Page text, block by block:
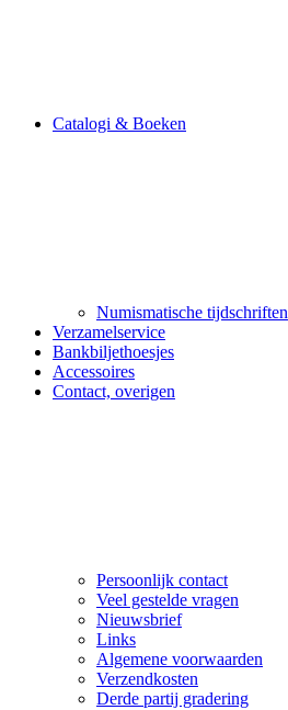
Catalogi & Boeken
Numismatische tijdschriften
Verzamelservice
Bankbiljethoesjes
Accessoires
Contact, overigen
Persoonlijk contact
Veel gestelde vragen
Nieuwsbrief
Links
Algemene voorwaarden
Verzendkosten
Derde partij gradering